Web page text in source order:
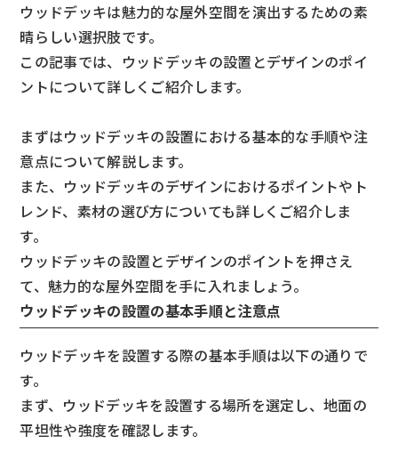
ウッドデッキは魅力的な屋外空間を演出するための素
晴らしい選択肢です。
この記事では、ウッドデッキの設置とデザインのポイ
ントについて詳しくご紹介します。
まずはウッドデッキの設置における基本的な手順や注
意点について解説します。
また、ウッドデッキのデザインにおけるポイントやト
レンド、素材の選び方についても詳しくご紹介しま
す。
ウッドデッキの設置とデザインのポイントを押さえ
て、魅力的な屋外空間を手に入れましょう。
ウッドデッキの設置の基本手順と注意点
ウッドデッキを設置する際の基本手順は以下の通りで
す。
まず、ウッドデッキを設置する場所を選定し、地面の
平坦性や強度を確認します。